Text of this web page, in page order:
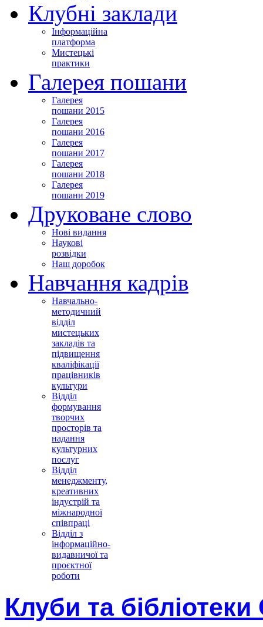
Клубні заклади
Інформаційна
платформа
Мистецькі
практики
Галерея пошани
Галерея
пошани 2015
Галерея
пошани 2016
Галерея
пошани 2017
Галерея
пошани 2018
Галерея
пошани 2019
Друковане слово
Нові видання
Наукові
розвідки
Наш доробок
Навчання кадрів
Навчально-
методичний
відділ
мистецьких
закладів та
підвищення
кваліфікації
працівників
культури
Відділ
формування
творчих
просторів та
надання
культурних
послуг
Відділ
менеджменту,
креативних
індустрій та
міжнародної
співпраці
Відділ з
інформаційно-
видавничої та
проєктної
роботи
Клуби та